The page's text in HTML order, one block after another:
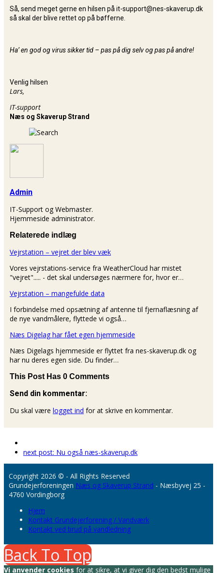
Så, send meget gerne en hilsen på it-support@nes-skaverup.dk
så skal der blive rettet op på bøfferne.
Ha’ en god og virus sikker tid – pas på dig selv og pas på andre!
Venlig hilsen
Lars,
IT-support
Næs og Skaverup Strand
Admin
IT-Support og Webmaster.
Hjemmeside administrator.
Relaterede indlæg
Vejrstation – vejret der blev væk
Vores vejrstations-service fra WeatherCloud har mistet
"vejret"..... - det skal undersøges nærmere for, hvor er…
Vejrstation – mangefulde data
I forbindelse med opsætning af antenne til fjernaflæsning af
de nye vandmålere, flyttede vi også…
Næs Digelag har fået egen hjemmeside
Næs Digelags hjemmeside er flyttet fra nes-skaverup.dk og
har nu deres egen side. Du finder…
This Post Has 0 Comments
Send din kommentar:
Du skal være logget ind for at skrive en kommentar.
next post: Nu også næs-skaverup.dk
Copyright 2026 © - All Rights Reserved
Grundejerforeningen Næs og Skaverup Strand - Næsbyvej 25 -
4760 Vordingborg
Hjem
Kontakt Grundejerforening / Vandværk
Kontakt ved brud på vandledning
Back To Top
Vi anvender cookies for at sikre, at vi giver dig den bedst mulige